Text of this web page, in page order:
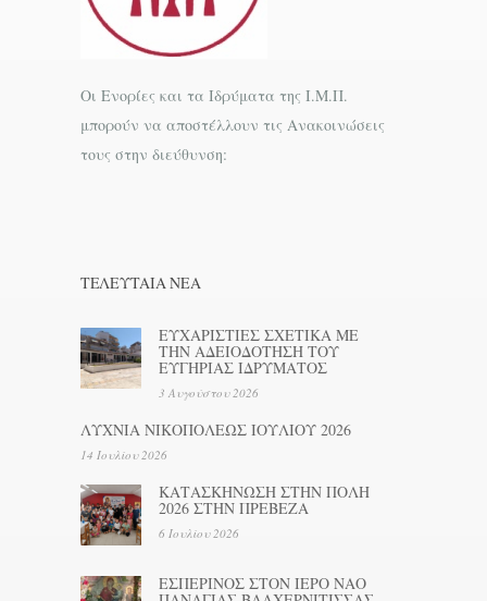
Οι Ενορίες και τα Ιδρύματα της Ι.Μ.Π.
μπορούν να αποστέλλουν τις Ανακοινώσεις
τους στην διεύθυνση:
ΤΕΛΕΥΤΑΊΑ ΝΕΑ
ΕΥΧΑΡΙΣΤΙΕΣ ΣΧΕΤΙΚΑ ΜΕ
ΤΗΝ ΑΔΕΙΟΔΟΤΗΣΗ ΤΟΥ
ΕΥΓΗΡΙΑΣ ΙΔΡΥΜΑΤΟΣ
3 Αυγούστου 2026
ΛΥΧΝΙΑ ΝΙΚΟΠΟΛΕΩΣ ΙΟΥΛΙΟΥ 2026
14 Ιουλίου 2026
ΚΑΤΑΣΚΗΝΩΣΗ ΣΤΗΝ ΠΟΛΗ
2026 ΣΤΗΝ ΠΡΕΒΕΖΑ
6 Ιουλίου 2026
ΕΣΠΕΡΙΝΟΣ ΣΤΟΝ ΙΕΡΟ ΝΑΟ